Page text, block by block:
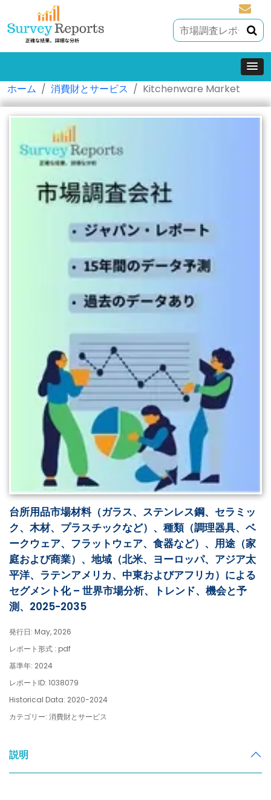
ホーム 消費財とサービス Kitchenware Market
台所用品市場材料（ガラス、ステンレス鋼、セラミッ
ク、木材、プラスチックなど）、種類（調理器具、ベ
ークウェア、フラットウェア、食器など）、用途（家
庭および商業）、地域（北米、ヨーロッパ、アジア太
平洋、ラテンアメリカ、中東およびアフリカ）による
セグメント化 – 世界市場分析、トレンド、機会と予
測、2025-2035
発行日: May, 2026
レポート形式 : pdf
基準年: 2024
レポートID: 1038079
Historical Data: 2020-2024
カテゴリー: 消費財とサービス
説明